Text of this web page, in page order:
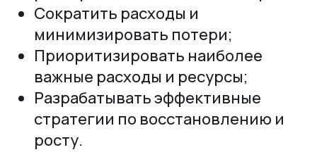
Сократить расходы и
минимизировать потери;
Приоритизировать наиболее
важные расходы и ресурсы;
Разрабатывать эффективные
стратегии по восстановлению и
росту.